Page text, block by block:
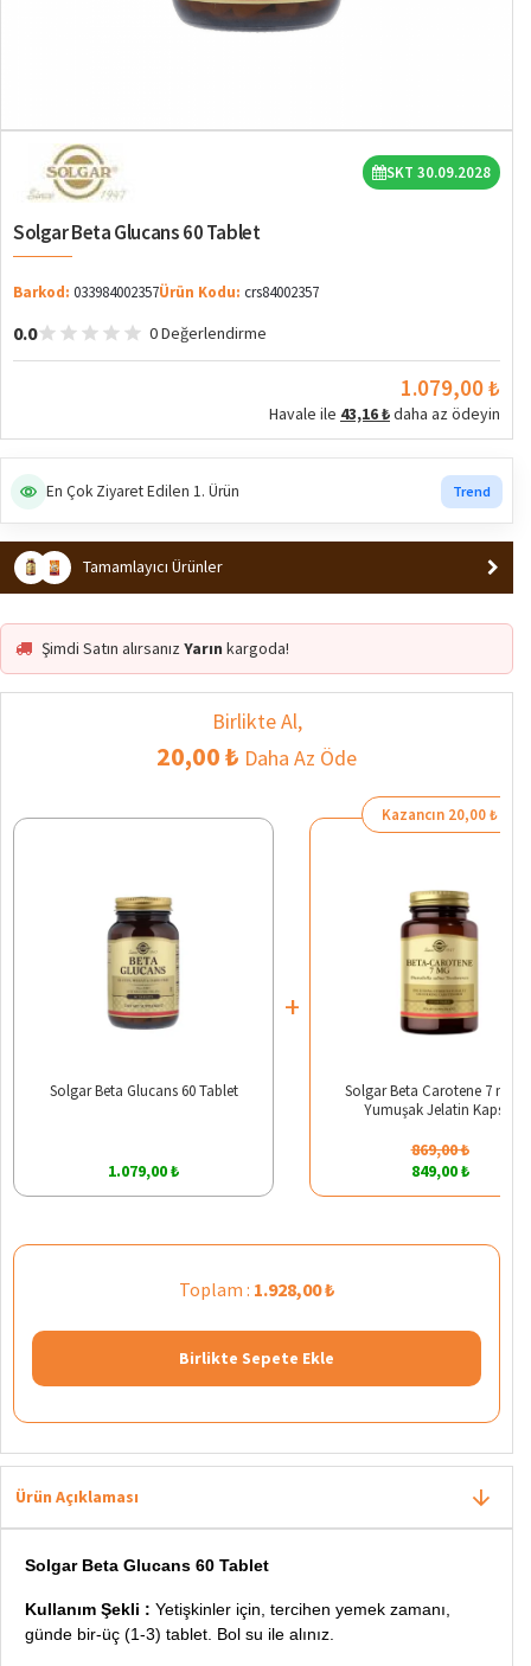
SKT 30.09.2028
Solgar Beta Glucans 60 Tablet
Barkod: 033984002357Ürün Kodu: crs84002357
0.0 0 Değerlendirme
1.079,00 ₺
Havale ile 43,16 ₺daha az ödeyin
En Çok Ziyaret Edilen 1. Ürün Trend
Tamamlayıcı Ürünler
Şimdi Satın alırsanızYarın kargoda!
Birlikte Al,
20,00 ₺ Daha Az Öde
Solgar Beta Glucans 60 Tablet
1.079,00 ₺
+
Kazancın 20,00 ₺
Solgar Beta Carotene 7 mg
Yumuşak Jelatin Kapsül
869,00 ₺
849,00 ₺
Toplam : 1.928,00 ₺
Birlikte Sepete Ekle
Ürün Açıklaması
Solgar Beta Glucans 60 Tablet
Kullanım Şekli : Yetişkinler için, tercihen yemek zamanı,
günde bir-üç (1-3) tablet. Bol su ile alınız.